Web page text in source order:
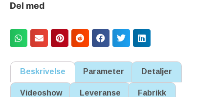
Del med
Beskrivelse Parameter Detaljer
Videoshow Leveranse Fabrikk